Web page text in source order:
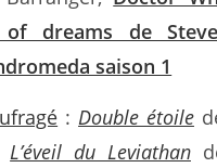
of dreams de
saison 1
:Double étoile
L’éveil du Leviathan